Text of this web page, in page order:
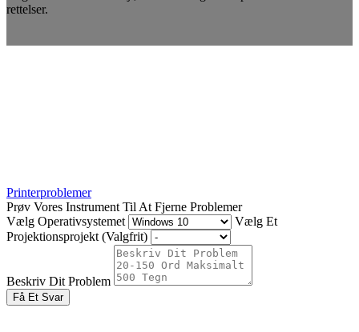
rettelser.
Printerproblemer
Prøv Vores Instrument Til At Fjerne Problemer
Vælg Operativsystemet
Vælg Et
Projektionsprojekt (Valgfrit)
Beskriv Dit Problem
Få Et Svar